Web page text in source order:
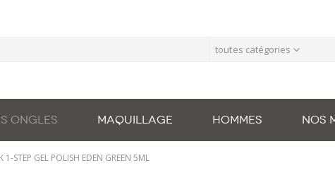
toutes catégories
ONGLES MAQUILLAGE HOMMES NOS
1-STEP GEL POLISH EDEN GREEN 5ML